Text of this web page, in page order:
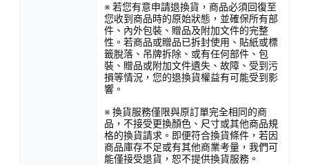
※ 若您有意申請退換貨，商品必須回復至
您收到商品時的原始狀態，並確保所有部
件、內外包裝、贈品及附加文件的完整
性。若商品或贈品已拆封使用、貼紙或標
籤脫落、吊牌拆除、或有任何部件、包
裝、贈品或附加文件遺失、故障、受到污
損等情況，您的退換貨權益有可能受到影
響。
※ 換貨服務僅限與原訂單完全相同的商
品，不接受更換顏色、尺寸或其他商品規
格的換貨請求。即便符合換貨條件，若因
商品庫存不足或有其他商業考量，我們可
能僅接受退貨，恕不提供換貨服務。